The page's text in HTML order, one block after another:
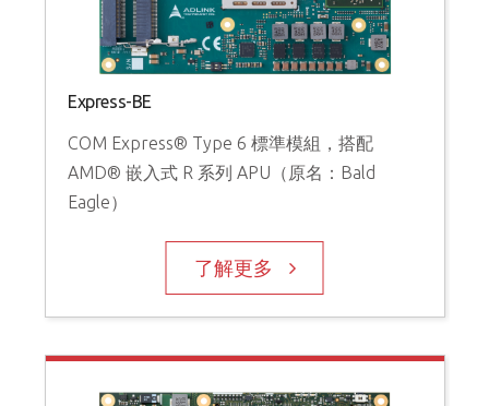
Express-BE
COM Express® Type 6 標準模組，搭配
AMD® 嵌入式 R 系列 APU（原名：Bald
Eagle）
了解更多